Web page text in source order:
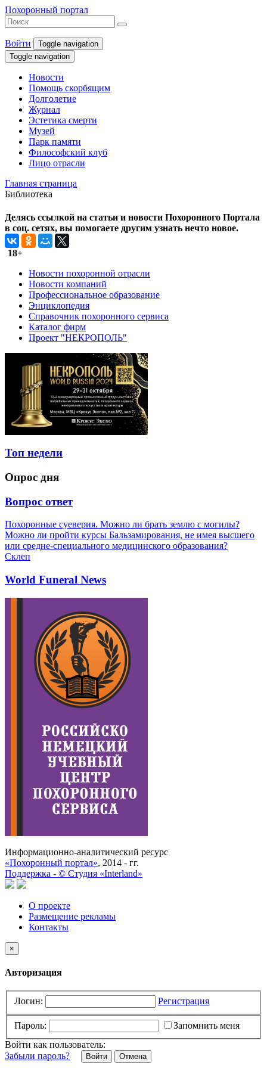
Похоронный портал
Войти
Toggle navigation
Toggle navigation
Новости
Помощь скорбящим
Долголетие
Журнал
Эстетика смерти
Музей
Парк памяти
Философский клуб
Лицо отрасли
Главная страница
Библиотека
Делясь ссылкой на статьи и новости Похоронного Портала
в соц. сетях, вы помогаете другим узнать нечто новое.
18+
Новости похоронной отрасли
Новости компаний
Профессиональное образование
Энциклопедия
Справочник похоронного сервиса
Каталог фирм
Проект "НЕКРОПОЛЬ"
Топ недели
Опрос дня
Вопрос ответ
Похоронные суеверия. Можно ли брать землю с могилы?
Можно ли пройти курсы Бальзамирования, не имея высшего
или средне-специального медицинского образования?
Склеп
World Funeral News
Информационно-аналитический ресурс
«Похоронный портал», 2014 - гг.
Поддержка - © Cтудия «Interland»
О проекте
Размещение рекламы
Контакты
×
Авторизация
Логин: Регистрация
Пароль:
Запомнить меня
Войти как пользователь:
Забыли пароль?
Отмена